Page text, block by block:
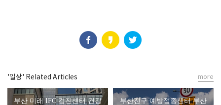
'일상' Related Articles
부산 미래 IFC 검진센터 건강
부산진구 예방접종센터 부산
more